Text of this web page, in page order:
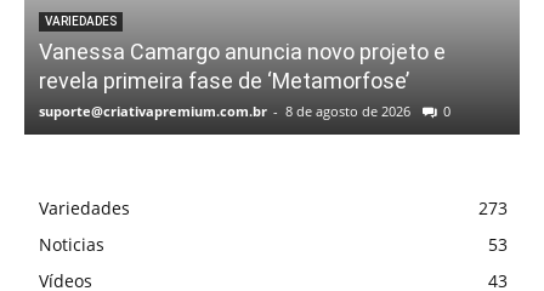
VARIEDADES
Vanessa Camargo anuncia novo projeto e
revela primeira fase de ‘Metamorfose’
suporte@criativapremium.com.br - 8 de agosto de 2026 0
Variedades
273
Noticias
53
Vídeos
43